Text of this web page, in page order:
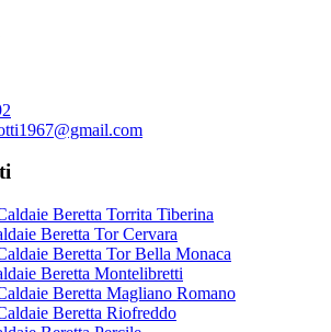
Beretta Torrita Tiberina
Beretta Tor Cervara
Beretta Tor Bella Monaca
Beretta Montelibretti
Beretta Magliano Romano
Beretta Riofreddo